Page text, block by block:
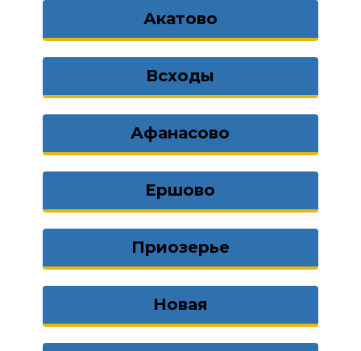
Акатово
Всходы
Афанасово
Ершово
Приозерье
Новая